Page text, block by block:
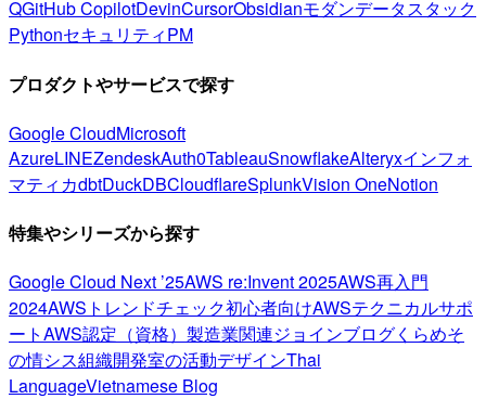
QGitHub CopilotDevinCursorObsidianモダンデータスタック
PythonセキュリティPM
プロダクトやサービスで探す
Google CloudMicrosoft
AzureLINEZendeskAuth0TableauSnowflakeAlteryxインフォ
マティカdbtDuckDBCloudflareSplunkVision OneNotion
特集やシリーズから探す
Google Cloud Next ’25AWS re:Invent 2025AWS再入門
2024AWSトレンドチェック初心者向けAWSテクニカルサポ
ートAWS認定（資格） 製造業関連ジョインブログくらめそ
の情シス組織開発室の活動デザインThai
LanguageVietnamese Blog